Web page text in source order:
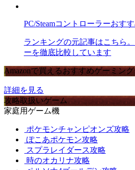
PC/Steamコントローラーおす
ランキングの元記事はこちら
ーを徹底比較しています
Amazonで買えるおすすめゲーミン
詳細を見る
攻略取扱いゲーム
家庭用ゲーム機
ポケモンチャンピオンズ攻略
ぽこあポケモン攻略
スプラレイダース攻略
時のオカリナ攻略